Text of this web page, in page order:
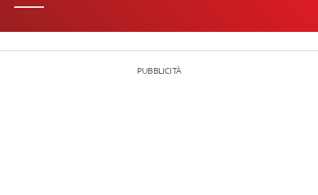
PUBBLICITÀ